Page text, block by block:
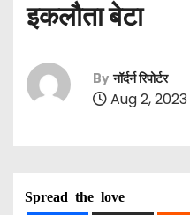
इकलौता बेटा
By नॉर्दर्न रिपोर्टर
Aug 2, 2023
Spread the love